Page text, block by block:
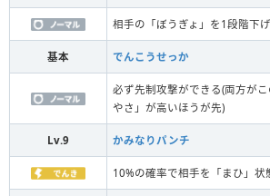
相手の「ぼうぎょ」を1段階下
基本 でんこうせっか
必ず先制攻撃ができる(両方が
やさ」が高いほうが先)
Lv.9 かみなりパンチ
10%の確率で相手を「まひ」状